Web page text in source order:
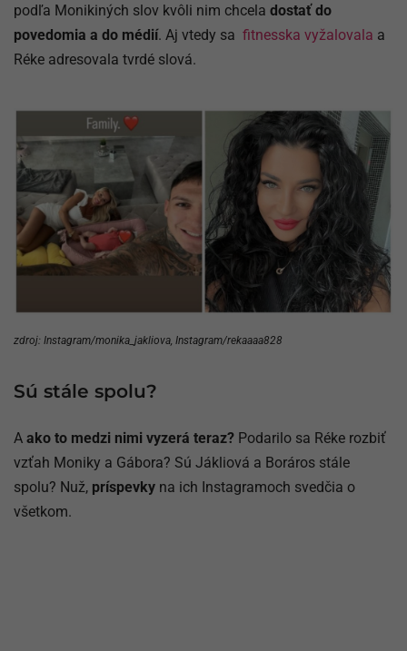
podľa Monikiných slov kvôli nim chcela dostať do
povedomia a do médií. Aj vtedy sa fitnesska vyžalovala a
Réke adresovala tvrdé slová.
zdroj: Instagram/monika_jakliova, Instagram/rekaaaa828
Sú stále spolu?
A ako to medzi nimi vyzerá teraz? Podarilo sa Réke rozbiť
vzťah Moniky a Gábora? Sú Jákliová a Boráros stále
spolu? Nuž, príspevky na ich Instagramoch svedčia o
všetkom.